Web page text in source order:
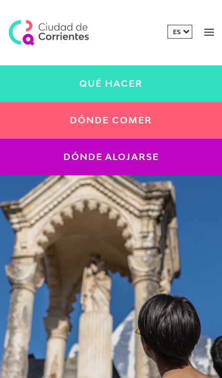
QUÉ HACER
DÓNDE COMER
DÓNDE ALOJARSE